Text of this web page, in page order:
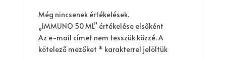
Még nincsenek értékelések.
„IMMUNO 50 ML” értékelése elsőként
Az e-mail címet nem tesszük közzé.A
kötelező mezőket * karakterrel jelöltük